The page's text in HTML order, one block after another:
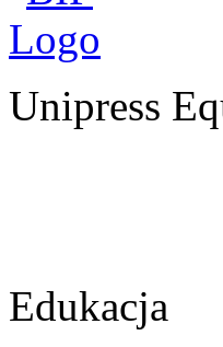
Unipress
Edukacja